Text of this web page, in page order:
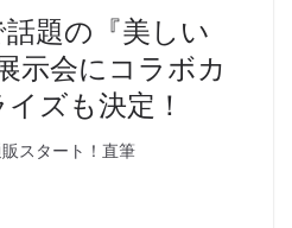
題の『美しい
示会にコラボカ
ズも決定！
スタート！直筆